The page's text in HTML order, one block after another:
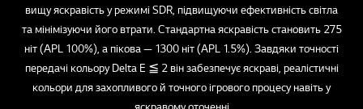
вищу яскравість у режимі SDR, підвищуючи ефективність світла
та мінімізуючи його втрати. Стандартна яскравість становить 275
ніт (APL 100%), а пікова — 1300 ніт (APL 1.5%). Завдяки точності
передачі кольору Delta E ≦ 2 він забезпечує яскраві, реалістичні
кольори для захопливого й точного ігрового процесу навіть у